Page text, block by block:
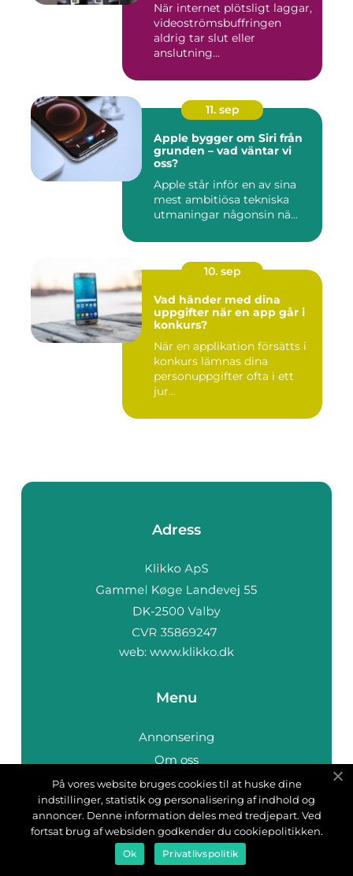
När internet plötsligt laggar,
videoströmsbuffringen
aldrig tar slut eller
anslutning...
11. sep
Apple bygger om Siri från
grunden – vad väntar vi
oss?
Apple står inför en av sina
mest ambitiösa tekniska
utmaningar någonsin nä...
10. sep
Vad händer med dina
uppgifter när en app går i
konkurs?
När en applikation försätts i
konkurs lämnas dina
personuppgifter ofta i ett
jur...
Adress
web: www.klikko.dk
Menu
Annonsering
Om oss
Cookies
Kontakta oss
Sitemap
På vores website bruges cookies til at huske dine
indstillinger, statistik og personalisering af indhold og
annoncer. Denne information deles med tredjepart. Ved
fortsat brug af websiden godkender du cookiepolitikken.
Ok Privatlivspolitik